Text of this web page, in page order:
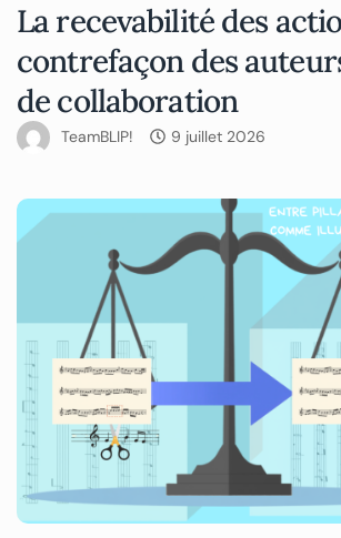
La recevabilité des
contrefaçon des
de collaboration
TeamBLIP! 9 juillet 2026